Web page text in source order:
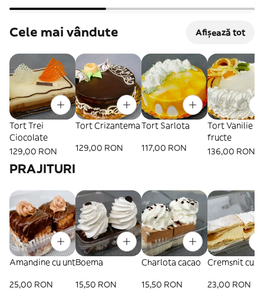
Cele mai vândute Afișează tot
Tort Trei
Ciocolate
129,00 RON
Tort Crizantema
129,00 RON
Tort Sarlota
117,00 RON
Tort Vanilie cu
fructe
136,00 RON
PRAJITURI
Amandine cu unt
25,00 RON
Boema
15,50 RON
Charlota cacao
15,50 RON
Cremsnit cu
23,00 RON